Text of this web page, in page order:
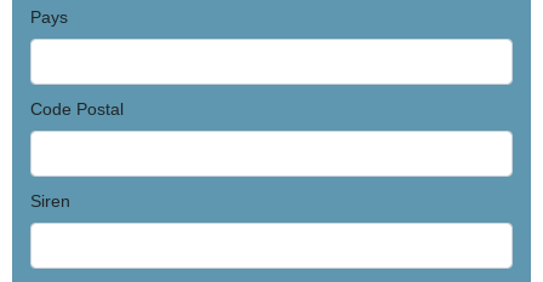
Pays
Code Postal
Siren